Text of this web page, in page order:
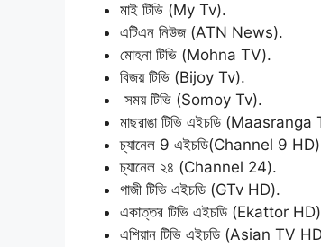
মাই টিভি (My Tv).
এটিএন নিউজ (ATN News).
মোহনা টিভি (Mohna TV).
বিজয় টিভি (Bijoy Tv).
সময় টিভি (Somoy Tv).
মাছরাঙা টিভি এইচডি
চ্যানেল 9 এইচডি(Channel 9
চ্যানেল ২৪ (Channel 24).
গাজী টিভি এইচডি (GTv HD).
একাত্তর টিভি এইচডি (Ekattor
এশিয়ান টিভি এইচডি (Asian TV